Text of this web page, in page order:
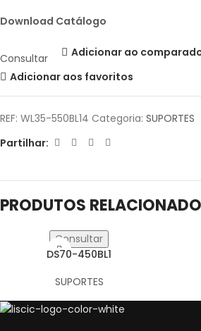
Download Catálogo
Consultar
Adicionar ao
Adicionar aos favoritos
REF: WL35-550BL14 Categoria: SUPORTES
Partilhar:
PRODUTOS
Consultar
DS70-450BL1
SUPORTES